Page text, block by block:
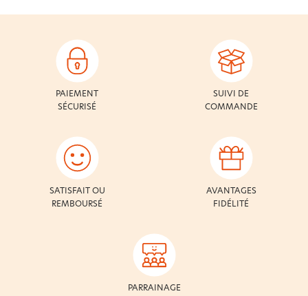
PAIEMENT
SÉCURISÉ
SUIVI DE
COMMANDE
SATISFAIT OU
REMBOURSÉ
AVANTAGES
FIDÉLITÉ
PARRAINAGE